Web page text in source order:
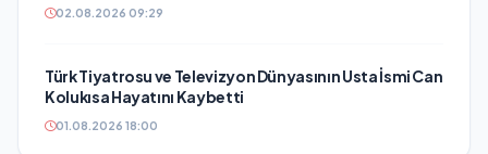
02.08.2026 09:29
Türk Tiyatrosu ve Televizyon Dünyasının Usta İsmi Can
Kolukısa Hayatını Kaybetti
01.08.2026 18:00